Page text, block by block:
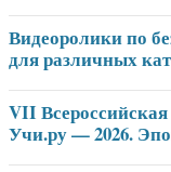
Видеоролики по
для различных
VII
Учи.ру — 2026.